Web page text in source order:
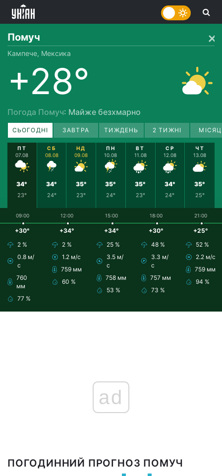
Помуч
Кампече, Мексика
+28°
Погода Помуч: Майже безхмарно
СЬОГОДНІ ЗАВТРА ТИЖДЕНЬ 2 ТИЖНІ
ПТ
07.08
34°
23°
СБ
08.08
34°
24°
НД
09.08
35°
23°
ПН
10.08
35°
24°
ВТ
11.08
35°
23°
СР
12.08
34°
24°
ЧТ
13.08
35°
25°
09:00
+30°
2 %
0.8 м/
с
760
мм
77 %
12:00
+34°
2 %
1.2 м/с
759 мм
60 %
15:00
+34°
25 %
3.5 м/
с
758 мм
53 %
18:00
+30°
48 %
3.3 м/
с
757 мм
73 %
21:00
+25°
52 %
2.2 м/с
759 мм
94 %
ad
ПОГОДИННИЙ ПРОГНОЗ ПОМУЧ